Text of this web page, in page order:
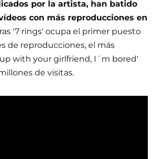
por la artista, han batido
con más reproducciones en
'7 rings' ocupa el primer puesto
de reproducciones, el más
with your girlfriend, I´m bored'
de visitas.